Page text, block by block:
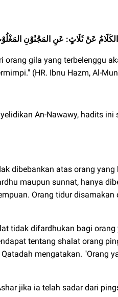
عَنْ ثَلَاثٍ: عَنِ المَجْنُوْنِ
gila yang terbelenggu
(HR. Ibnu Hazm, Al-
An-Nawawy, hadits
dibebankan atas orang
maupun sunnat, hanya
Orang tidur disamakan
tidak difardhukan bagi
tentang shalat orang
mengatakan. "Orang
jika ia telah sadar dari